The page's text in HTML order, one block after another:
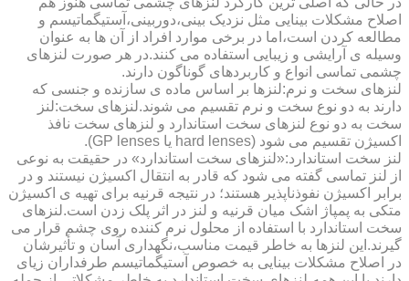
اصلاح مشکلات بینایی مثل نزدیک بینی،دوربینی،آستیگماتیسم و
مطالعه کردن است،اما در برخی موارد افراد از آن ها به عنوان
وسیله ی آرایشی و زیبایی استفاده می کنند.در هر صورت لنزهای
چشمی تماسی انواع و کاربردهای گوناگون دارند.
لنزهای سخت و نرم:لنزها بر اساس ماده ی سازنده و جنسی که
دارند به دو نوع سخت و نرم تقسیم می شوند.لنزهای سخت:لنز
سخت به دو نوع لنزهای سخت استاندارد و لنزهای سخت نافذ
اکسیژن تقسیم می شود (hard lenses یا GP lenses).
لنز سخت استاندارد:«لنزهای سخت استاندارد» در حقیقت به نوعی
از لنز تماسی گفته می شود که قادر به انتقال اکسیژن نیستند و در
برابر اکسیژن نفوذناپذیر هستند؛ در نتیجه قرنیه برای تهیه ی اکسیژن
متکی به پمپاژ اشک میان قرنیه و لنز در اثر پلک زدن است.لنزهای
سخت استاندارد با استفاده از محلول نرم کننده روی چشم قرار می
گیرند.این لنزها به خاطر قیمت مناسب،نگهداری آسان و تأثیرشان
در اصلاح مشکلات بینایی به خصوص آستیگماتیسم طرفداران زیای